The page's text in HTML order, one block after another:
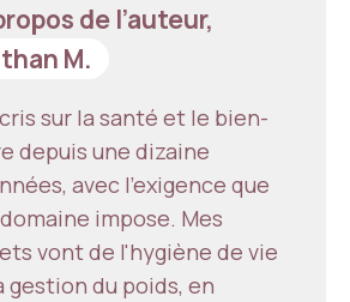
de l’auteur,
M.
sur la santé et le bien-
depuis une dizaine
avec l'exigence que
impose. Mes
vont de l'hygiène de vie
gestion du poids, en